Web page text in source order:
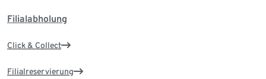
Filialabholung
Click & Collect
Filialreservierung